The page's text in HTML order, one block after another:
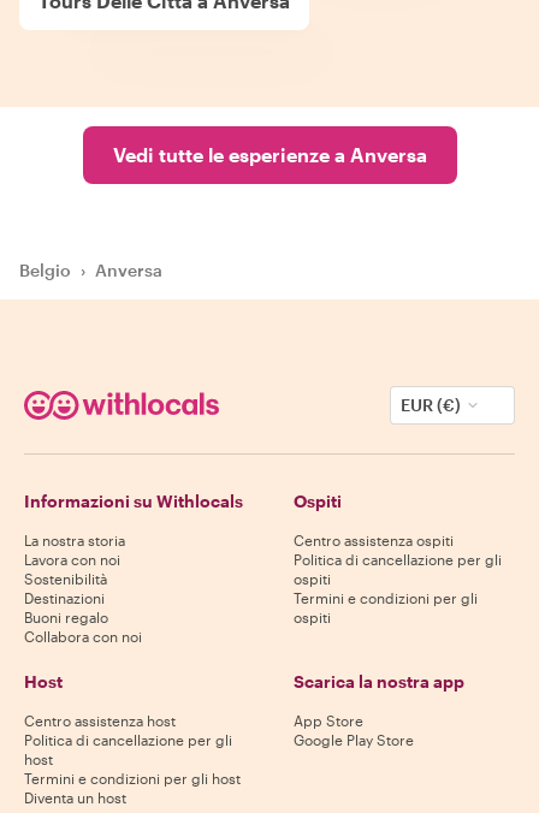
Vedi tutte le esperienze a Anversa
Belgio › Anversa
EUR (€)
Informazioni su Withlocals
La nostra storia
Lavora con noi
Sostenibilità
Destinazioni
Buoni regalo
Collabora con noi
Ospiti
Centro assistenza ospiti
Politica di cancellazione per gli
ospiti
Termini e condizioni per gli
ospiti
Host
Centro assistenza host
Politica di cancellazione per gli
host
Termini e condizioni per gli host
Diventa un host
Scarica la nostra app
App Store
Google Play Store